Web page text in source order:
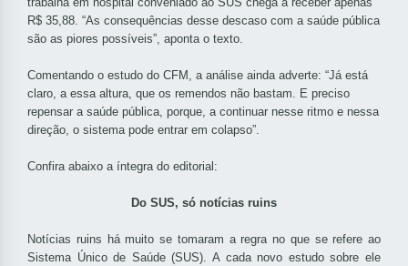
R$ 35,88. “As consequências desse descaso com a saúde pública
são as piores possíveis”, aponta o texto.
Comentando o estudo do CFM, a análise ainda adverte: “Já está
claro, a essa altura, que os remendos não bastam. E preciso
repensar a saúde pública, porque, a continuar nesse ritmo e nessa
direção, o sistema pode entrar em colapso”.
Confira abaixo a íntegra do editorial:
Do SUS, só notícias ruins
Notícias ruins há muito se tomaram a regra no que se refere ao
Sistema Único de Saúde (SUS). A cada novo estudo sobre ele